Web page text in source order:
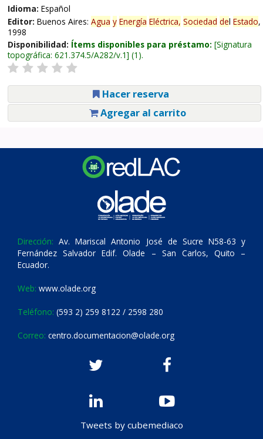
Idioma: Español
Editor: Buenos Aires: Agua y Energía Eléctrica, Sociedad del Estado,
1998
Disponibilidad: Ítems disponibles para préstamo: Signatura
topográfica: 621.374.5/A282/v.1 (1).
Hacer reserva
Agregar al carrito
Dirección: Av. Mariscal Antonio José de Sucre N58-63 y
Fernández Salvador Edif. Olade – San Carlos, Quito –
Ecuador.
Web: www.olade.org
Teléfono: (593 2) 259 8122 / 2598 280
Correo: centro.documentacion@olade.org
Tweets by cubemediaco